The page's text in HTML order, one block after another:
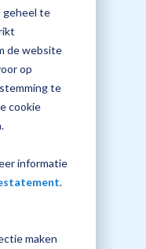
geheel te
de website
op
te
cookie
informatie
.
maken